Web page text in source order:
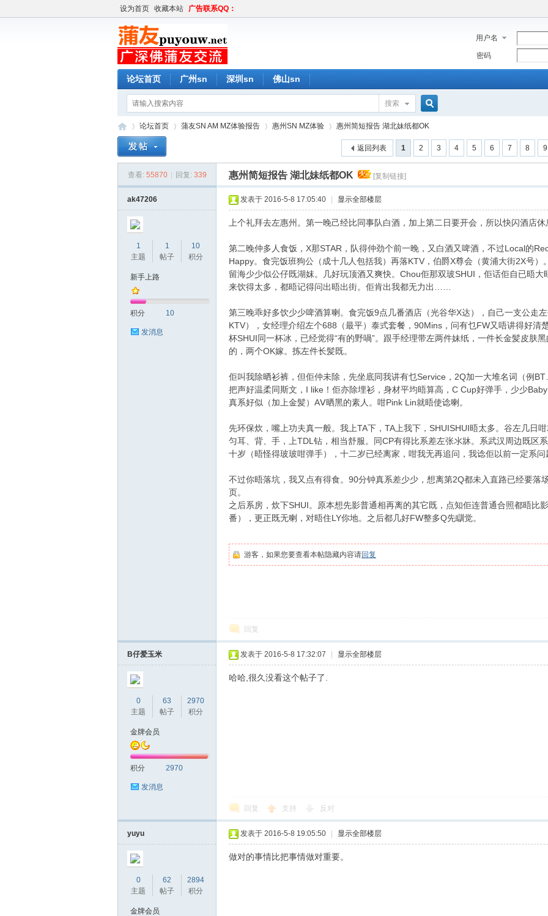
设为首页 收藏本站 广告联系QQ：
用户名
密码
论坛首页 广州sn 深圳sn 佛山sn
搜索
搜
坛
»
论坛首页 蒲友SN AM MZ体验报告
›
惠州SN MZ体验
›
惠州简短报告 湖北妹纸都OK
1 2 3 4 5 6 7 8 9
返回列表
查看: 55870 回复: 339 惠州简短报告 湖北妹纸都OK [复制链接]
ak47206
1
主题
1
帖子
10
积分
新手上路
积分 10
发消息
发表于 2016-5-8 17:05:40 显示全部楼层
上个礼拜去左惠州。第一晚己经比同事队白酒，加上第二日要开会，所以快闪酒店休
第二晚仲多人食饭，X那STAR，队得仲劲个前一晚，又白酒又啤酒，不过Local的
Happy。食完饭班狗公（成十几人包括我）再落KTV，伯爵X尊会（黄浦大街2X号
留海少少似公仔既湖妺。几好玩顶酒又爽快。Chou佢那双玻SHUI，佢话佢自已晤
来饮得太多，都晤记得问出晤出街。佢肯出我都无力出……
第三晚乖好多饮少少啤酒算喇。食完饭9点几番酒店（光谷华X达），自己一支公走
KTV），女经理介绍左个688（最平）泰式套餐，90Mins，问有乜FW又唔讲得好清
杯SHUI同一杯冰，已经觉得“有的野喎”。跟手经理带左两件妹纸，一件长金髪皮肤
的，两个OK嫁。拣左件长髪既。
佢叫我除晒衫裤，但佢仲未除，先坐底同我讲有乜Service，2Q加一大堆名词（例
把声好温柔同斯文，I like！佢亦除埋衫，身材平均晤算高，C Cup好弹手，少少
真系好似（加上金髪）ΑⅤ晒黑的素人。咁Pink Lin就晤使谂喇。
先环保炊，嘴上功夫真一般。我上TA下，TA上我下，SHUISHUI晤太多。谷左几日
匀耳、背、手，上TDL钻，相当舒服。同CP有得比系差左张氺牀。系武汉周边既区
十岁（晤怪得玻玻咁弹手），十二岁已经离家，咁我无再追问，我谂佢以前一定系
不过你晤落坑，我又点有得食。90分钟真系差少少，想离第2Q都未入直路已经要落
页。
之后系房，炊下SHUI。原本想先影普通相再离的其它既，点知佢连普通合照都晤比
番），更正既无喇，对晤住LY你地。之后都几好FW整多Q先瞓觉。
游客，如果您要查看本帖隐藏内容请回复
回复
B仔爱玉米
0
主题
63
帖子
2970
积分
金牌会员
积分 2970
发消息
发表于 2016-5-8 17:32:07 显示全部楼层
哈哈,很久没看这个帖子了.
回复 支持 反对
yuyu
0
主题
62
帖子
2894
积分
金牌会员
发表于 2016-5-8 19:05:50 显示全部楼层
做对的事情比把事情做对重要。